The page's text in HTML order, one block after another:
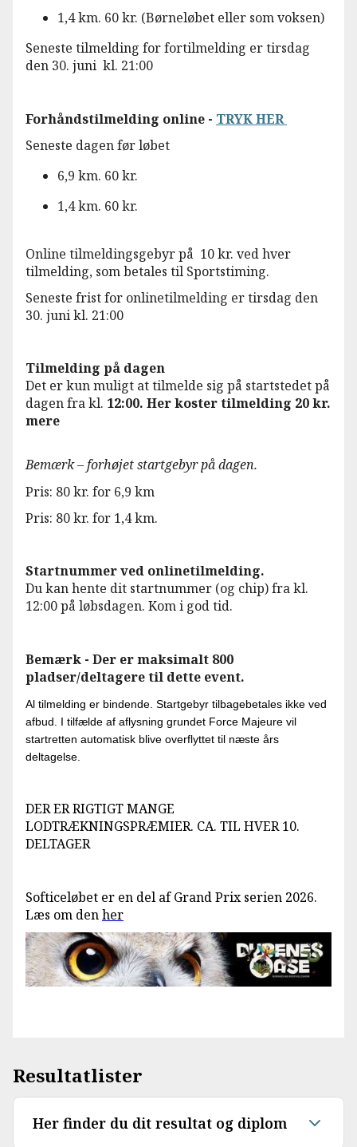
1,4 km. 60 kr. (Børneløbet eller som voksen)
Seneste tilmelding for fortilmelding er tirsdag
den 30. juni kl. 21:00
Forhåndstilmelding online - TRYK HER
Seneste dagen før løbet
6,9 km. 60 kr.
1,4 km. 60 kr.
Online tilmeldingsgebyr på 10 kr. ved hver
tilmelding, som betales til Sportstiming.
Seneste frist for onlinetilmelding er tirsdag den
30. juni kl. 21:00
Tilmelding på dagen
Det er kun muligt at tilmelde sig på startstedet på
dagen fra kl. 12:00. Her koster tilmelding 20 kr.
mere
Bemærk – forhøjet startgebyr på dagen.
Pris: 80 kr. for 6,9 km
Pris: 80 kr. for 1,4 km.
Startnummer ved onlinetilmelding.
Du kan hente dit startnummer (og chip) fra kl.
12:00 på løbsdagen. Kom i god tid.
Bemærk - Der er maksimalt 800
pladser/deltagere til dette event.
Al tilmelding er bindende. Startgebyr tilbagebetales ikke ved
afbud. I tilfælde af aflysning grundet Force Majeure vil
startretten automatisk blive overflyttet til næste års
deltagelse.
DER ER RIGTIGT MANGE
LODTRÆKNINGSPRÆMIER. CA. TIL HVER 10.
DELTAGER
Softiceløbet er en del af Grand Prix serien 2026.
Læs om denher
Resultatlister
Her finder du dit resultat og diplom